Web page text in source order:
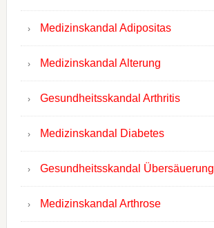
Medizinskandal Adipositas
Medizinskandal Alterung
Gesundheitsskandal Arthritis
Medizinskandal Diabetes
Gesundheitsskandal Übersäuerung
Medizinskandal Arthrose